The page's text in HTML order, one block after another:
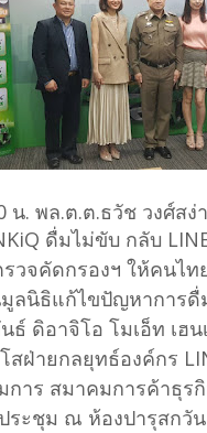
น. พล.ต.ต.ธวัช วงศ์ส
ดื่มไม่ขับ กลับ
วจคัดกรองฯ ให้คนไ
ลนิธิแก้ไขปัญหาการ
ดิอาจิโอ โมเอ็ท เฮน
สฝ่ายกลยุทธ์องค์กร
การ สมาคมการค้าธุ
ระชุม ณ ห้องปารุสกวั